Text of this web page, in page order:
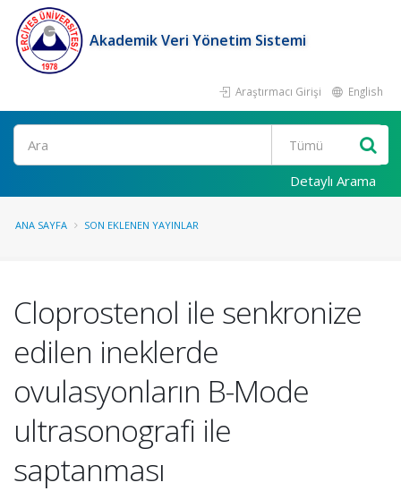
Akademik Veri Yönetim Sistemi
Araştırmacı Girişi English
Ara
Detaylı Arama
ANA SAYFA SON EKLENEN YAYINLAR
Cloprostenol ile senkronize
edilen ineklerde
ovulasyonların B-Mode
ultrasonografi ile
saptanması